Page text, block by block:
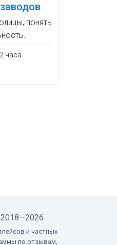
понять
2 часа
2018—2026
и частных
по отзывам,